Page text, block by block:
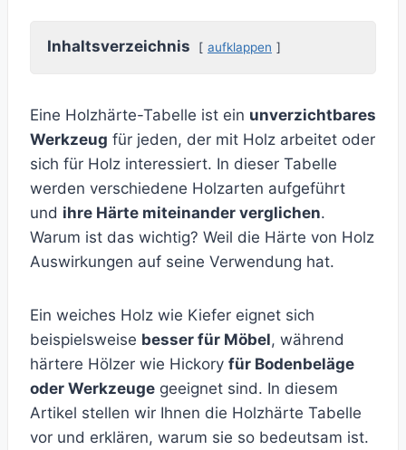
Inhaltsverzeichnis aufklappen
Eine Holzhärte-Tabelle ist ein unverzichtbares
Werkzeug für jeden, der mit Holz arbeitet oder
sich für Holz interessiert. In dieser Tabelle
werden verschiedene Holzarten aufgeführt
und ihre Härte miteinander verglichen.
Warum ist das wichtig? Weil die Härte von Holz
Auswirkungen auf seine Verwendung hat.
Ein weiches Holz wie Kiefer eignet sich
beispielsweise besser für Möbel, während
härtere Hölzer wie Hickory für Bodenbeläge
oder Werkzeuge geeignet sind. In diesem
Artikel stellen wir Ihnen die Holzhärte Tabelle
vor und erklären, warum sie so bedeutsam ist.